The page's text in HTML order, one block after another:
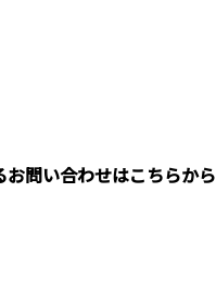
合わせはこちらから